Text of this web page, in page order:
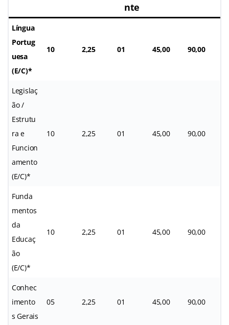
nte
Língua
Portug
uesa
(E/C)*
10 2,25 01 45,00 90,00
Legislaç
ão /
Estrutu
ra e
Funcion
amento
(E/C)*
10 2,25 01 45,00 90,00
Funda
mentos
da
Educaç
ão
(E/C)*
10 2,25 01 45,00 90,00
Conhec
imento
s Gerais
05 2,25 01 45,00 90,00